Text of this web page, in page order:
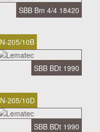
SBB Bm 4/4 18420
N-205/10B
SBB BDt 1990
N-205/10D
SBB BDt 1990